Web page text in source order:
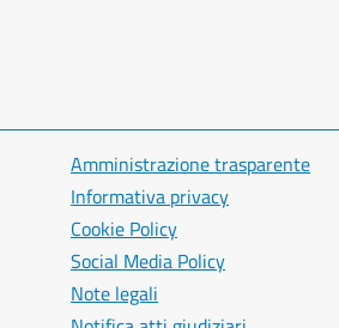
Amministrazione trasparente
Informativa privacy
Cookie Policy
Social Media Policy
Note legali